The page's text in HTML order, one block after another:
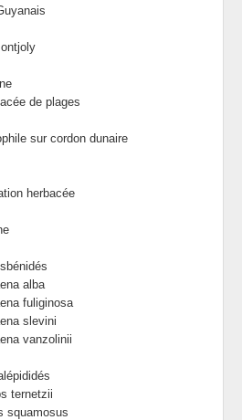
de plages
sur cordon dunaire
herbacée
alba
fuliginosa
slevini
vanzolinii
ternetzii
squamosus